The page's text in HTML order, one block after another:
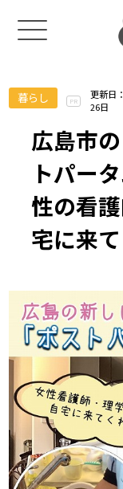
暮らし PR
更新日
26日
広島市
トパー
性の看
宅に来